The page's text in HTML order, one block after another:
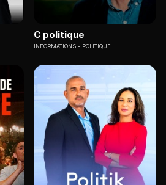
C politique
INFORMATIONS POLITIQUE